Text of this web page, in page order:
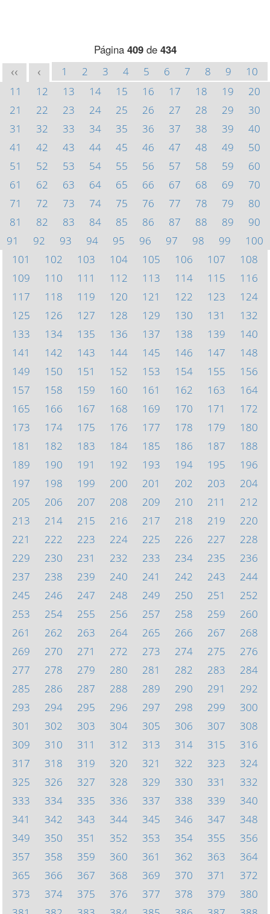
Página 409de 434
<< < 1 2 3 4 5 6 7 8 9
10
11
12 13 14 15 16 17 18 19
20
21
22 23 24 25 26 27 28 29
30
31
32 33 34 35 36 37 38 39
40
41
42 43 44 45 46 47 48 49
50
51
52 53 54 55 56 57 58 59
60
61
62 63 64 65 66 67 68 69
70
71
72 73 74 75 76 77 78 79
80
81
82 83 84 85 86 87 88 89
90
91
92 93 94 95 96 97 98 99
100
101
102 103 104 105 106 107
108
109
110 111 112 113 114 115
116
117
118 119 120 121 122 123
124
125
126 127 128 129 130 131
132
133
134 135 136 137 138 139
140
141
142 143 144 145 146 147
148
149
150 151 152 153 154 155
156
157
158 159 160 161 162 163
164
165
166 167 168 169 170 171
172
173
174 175 176 177 178 179
180
181
182 183 184 185 186 187
188
189
190 191 192 193 194 195
196
197
198 199 200 201 202 203
204
205
206 207 208 209 210 211
212
213
214 215 216 217 218 219
220
221
222 223 224 225 226 227
228
229
230 231 232 233 234 235
236
237
238 239 240 241 242 243
244
245
246 247 248 249 250 251
252
253
254 255 256 257 258 259
260
261
262 263 264 265 266 267
268
269
270 271 272 273 274 275
276
277
278 279 280 281 282 283
284
285
286 287 288 289 290 291
292
293
294 295 296 297 298 299
300
301
302 303 304 305 306 307
308
309
310 311 312 313 314 315
316
317
318 319 320 321 322 323
324
325
326 327 328 329 330 331
332
333
334 335 336 337 338 339
340
341
342 343 344 345 346 347
348
349
350 351 352 353 354 355
356
357
358 359 360 361 362 363
364
365
366 367 368 369 370 371
372
373
374 375 376 377 378 379
380